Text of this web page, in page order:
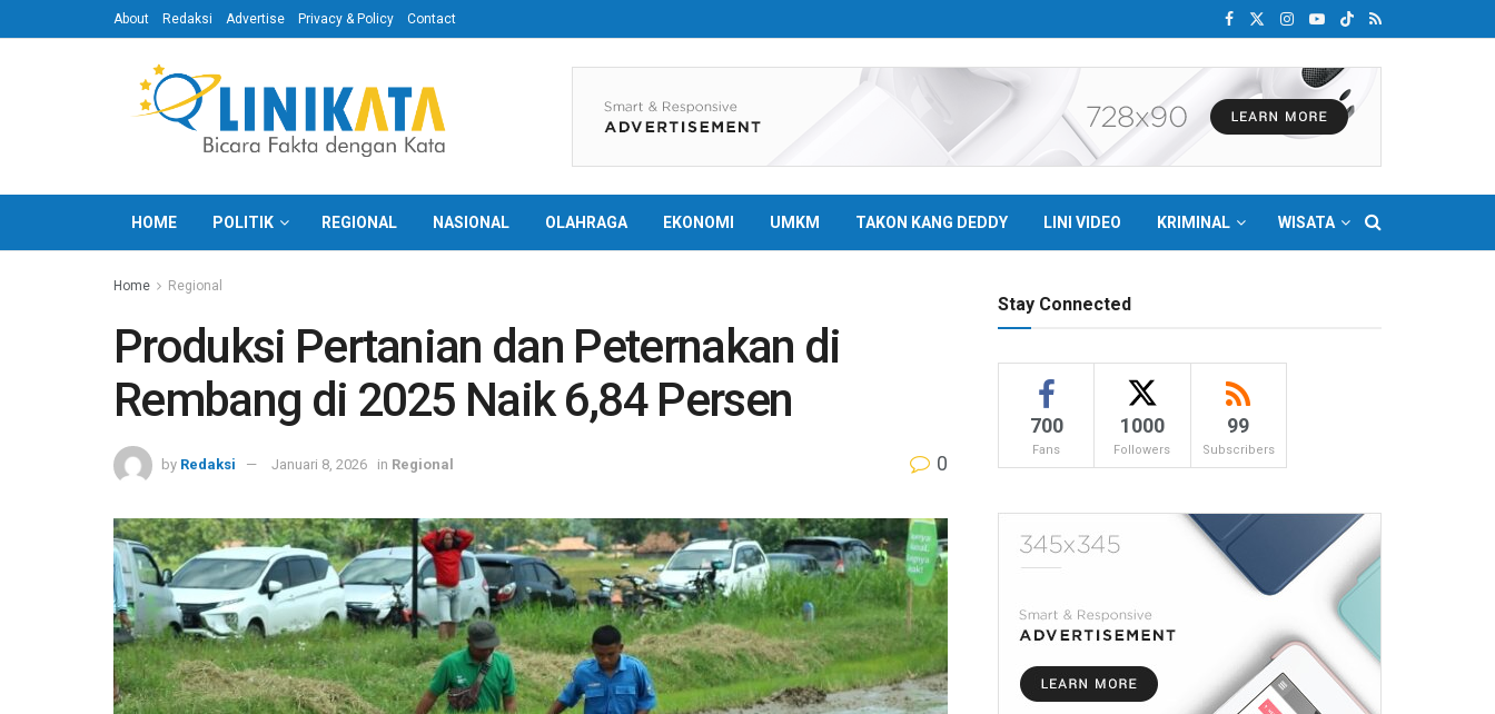
About Redaksi Advertise Privacy & Policy Contact
HOME POLITIK REGIONAL NASIONAL OLAHRAGA EKONOMI UMKM TAKON KANG DEDDY LINI VIDEO KRIMINAL WISATA
Home Regional
Produksi Pertanian dan Peternakan di
Rembang di 2025 Naik 6,84 Persen
by Redaksi Januari 8, 2026 in Regional 0
Stay Connected
700
Fans
1000
Followers
99
Subscribers